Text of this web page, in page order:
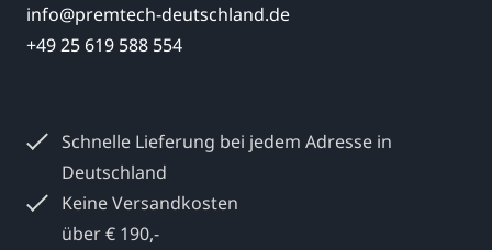
info@premtech-deutschland.de
+49 25 619 588 554
Schnelle Lieferung bei jedem Adresse in
Deutschland
Keine Versandkosten
über € 190,-